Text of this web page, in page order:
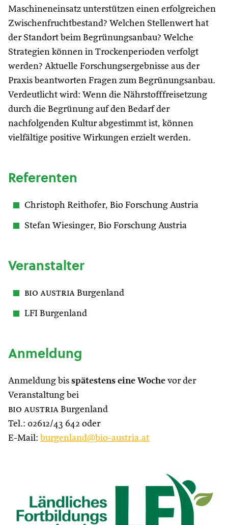
Maschineneinsatz unterstützen einen erfolgreichen
Zwischenfruchtbestand? Welchen Stellenwert hat
der Standort beim Begrünungsanbau? Welche
Strategien können in Trockenperioden verfolgt
werden? Aktuelle Forschungsergebnisse aus der
Praxis beantworten Fragen zum Begrünungsanbau.
Verdeutlicht wird: Wenn die Nährstofffreisetzung
durch die Begrünung auf den Bedarf der
nachfolgenden Kultur abgestimmt ist, können
vielfältige positive Wirkungen erzielt werden.
Referenten
Christoph Reithofer, Bio Forschung Austria
Stefan Wiesinger, Bio Forschung Austria
Veranstalter
bio austria Burgenland
LFI Burgenland
Anmeldung
Anmeldung bis spätestens eine Woche vor der
Veranstaltung bei
bio austria Burgenland
Tel.: 02612/43 642 oder
E-Mail: burgenland@bio-austria.at